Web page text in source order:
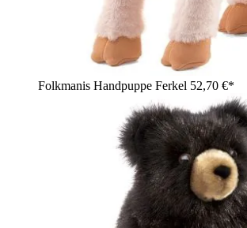
Folkmanis Handpuppe Ferkel 52,70 €*